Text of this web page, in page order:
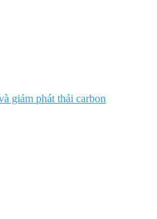
giảm phát thải carbon